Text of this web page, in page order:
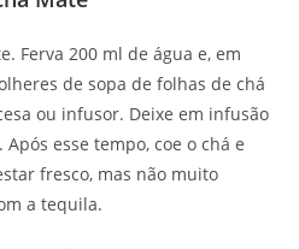
Ferva 200 ml de água e, em
de sopa de folhas de chá
ou infusor. Deixe em infusão
esse tempo, coe o chá e
fresco, mas não muito
a tequila.